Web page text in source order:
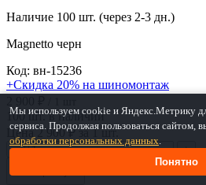
Наличие 100 шт. (через 2-3 дн.)
Magnetto черн
Код: вн-15236
+Скидка 20% на шиномонтаж
100 шт. в наличии
Цена 2 900 ₽ за 1 шт.
−
+
Мы используем cookie и Яндекс.Метрику
сервиса. Продолжая пользоваться сайтом,
обработки персональных данных.
Понятно